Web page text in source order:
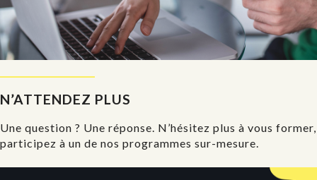
N’ATTENDEZ PLUS
Une question ? Une réponse. N’hésitez plus à vous former,
participez à un de nos programmes sur-mesure.